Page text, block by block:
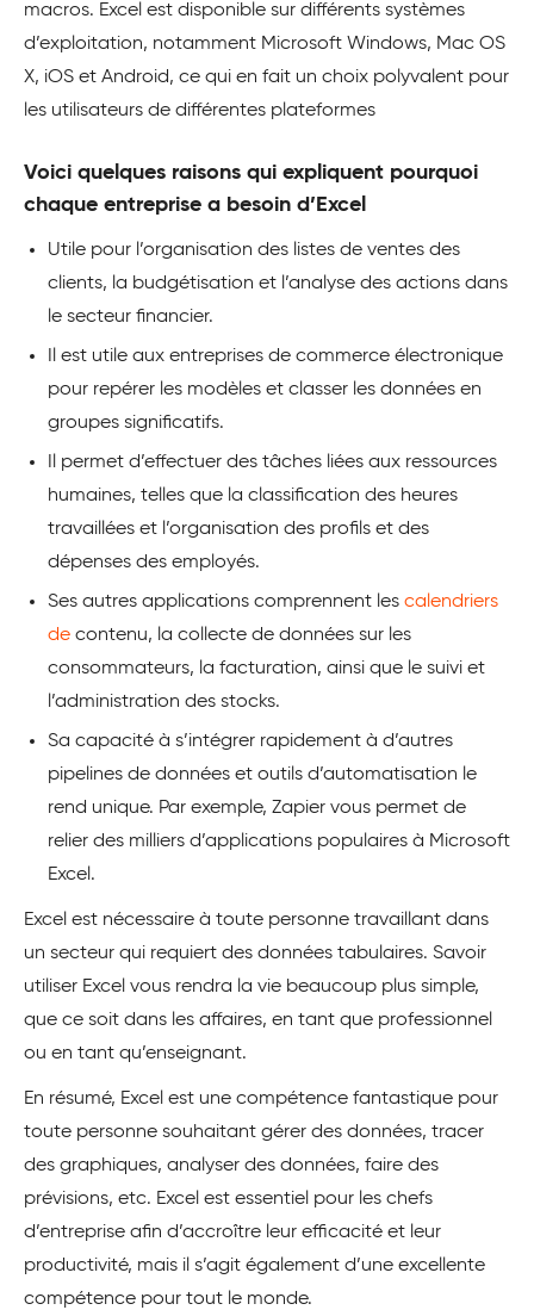
macros. Excel est disponible sur différents systèmes
d’exploitation, notamment Microsoft Windows, Mac OS
X, iOS et Android, ce qui en fait un choix polyvalent pour
les utilisateurs de différentes plateformes
Voici quelques raisons qui expliquent pourquoi
chaque entreprise a besoin d’Excel
Utile pour l’organisation des listes de ventes des
clients, la budgétisation et l’analyse des actions dans
le secteur financier.
Il est utile aux entreprises de commerce électronique
pour repérer les modèles et classer les données en
groupes significatifs.
Il permet d’effectuer des tâches liées aux ressources
humaines, telles que la classification des heures
travaillées et l’organisation des profils et des
dépenses des employés.
Ses autres applications comprennent les calendriers
de contenu, la collecte de données sur les
consommateurs, la facturation, ainsi que le suivi et
l’administration des stocks.
Sa capacité à s’intégrer rapidement à d’autres
pipelines de données et outils d’automatisation le
rend unique. Par exemple, Zapier vous permet de
relier des milliers d’applications populaires à Microsoft
Excel.
Excel est nécessaire à toute personne travaillant dans
un secteur qui requiert des données tabulaires. Savoir
utiliser Excel vous rendra la vie beaucoup plus simple,
que ce soit dans les affaires, en tant que professionnel
ou en tant qu’enseignant.
En résumé, Excel est une compétence fantastique pour
toute personne souhaitant gérer des données, tracer
des graphiques, analyser des données, faire des
prévisions, etc. Excel est essentiel pour les chefs
d’entreprise afin d’accroître leur efficacité et leur
productivité, mais il s’agit également d’une excellente
compétence pour tout le monde.